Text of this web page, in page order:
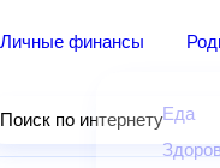
Личные финансы
Еда
Поиск по интернету